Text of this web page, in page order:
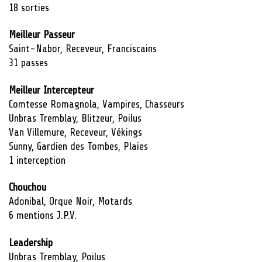
18 sorties
Meilleur Passeur
Saint-Nabor, Receveur, Franciscains
31 passes
Meilleur Intercepteur
Comtesse Romagnola, Vampires, Chasseurs
Unbras Tremblay, Blitzeur, Poilus
Van Villemure, Receveur, Vékings
Sunny, Gardien des Tombes, Plaies
1 interception
Chouchou
Adonibal, Orque Noir, Motards
6 mentions J.P.V.
Leadership
Unbras Tremblay, Poilus